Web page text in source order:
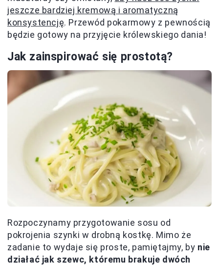
jeszcze bardziej kremową i aromatyczną
konsystencję. Przewód pokarmowy z pewnością
będzie gotowy na przyjęcie królewskiego dania!
Jak zainspirować się prostotą?
Rozpoczynamy przygotowanie sosu od
pokrojenia szynki w drobną kostkę. Mimo że
zadanie to wydaje się proste, pamiętajmy, by nie
działać jak szewc, któremu brakuje dwóch